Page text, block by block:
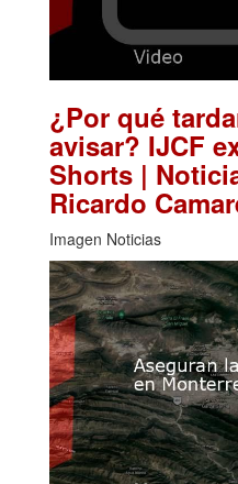
¿Por qué
avisar? IJCF
Shorts |
Ricardo
Imagen Noticias